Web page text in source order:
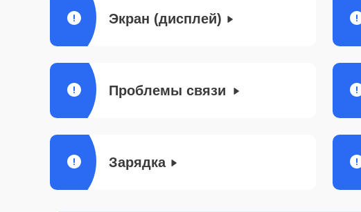
Экран (дисплей)
Проблемы связи
Зарядка